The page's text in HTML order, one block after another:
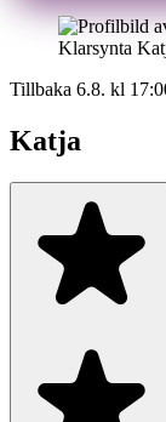
Klarsynta
Tillbaka 6.8. kl
Katja